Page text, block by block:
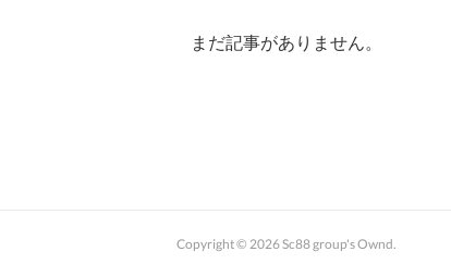
まだ記事がありません。
Copyright © 2026Sc88 group's Ownd.